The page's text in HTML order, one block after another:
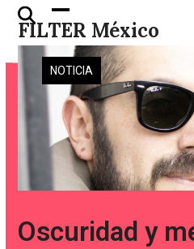
Skip
content
FILTER México
Open
mobile
menu
Close
mobile
menu
NOTICIA
Oscuridad y